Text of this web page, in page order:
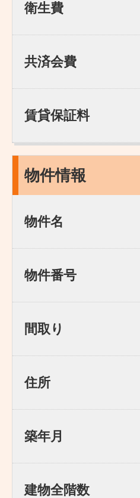
衛生費
共済会費
賃貸保証料
物件情報
物件名
物件番号
間取り
住所
築年月
建物全階数